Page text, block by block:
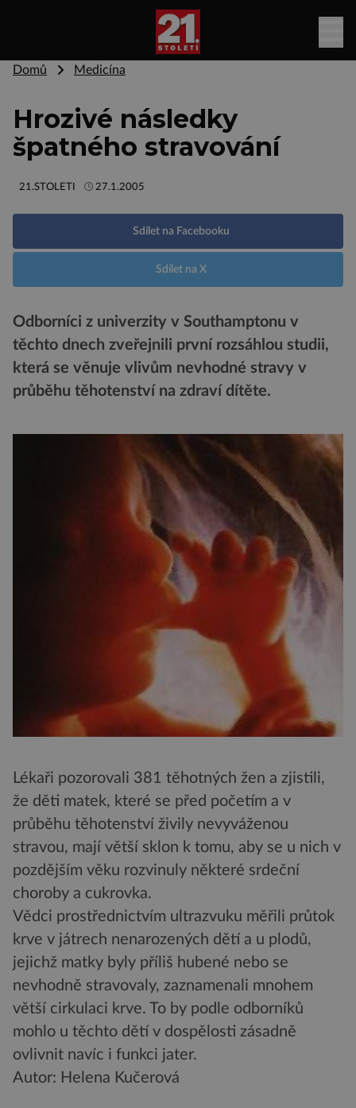
Domů Medicína
Hrozivé následky
špatného stravování
21.STOLETI 27.1.2005
Sdílet na Facebooku
Sdílet na X
Odborníci z univerzity v Southamptonu v
těchto dnech zveřejnili první rozsáhlou studii,
která se věnuje vlivům nevhodné stravy v
průběhu těhotenství na zdraví dítěte.
Lékaři pozorovali 381 těhotných žen a zjistili,
že děti matek, které se před početím a v
průběhu těhotenství živily nevyváženou
stravou, mají větší sklon k tomu, aby se u nich v
pozdějším věku rozvinuly některé srdeční
choroby a cukrovka.
Vědci prostřednictvím ultrazvuku měřili průtok
krve v játrech nenarozených dětí a u plodů,
jejichž matky byly příliš hubené nebo se
nevhodně stravovaly, zaznamenali mnohem
větší cirkulaci krve. To by podle odborníků
mohlo u těchto dětí v dospělosti zásadně
ovlivnit navíc i funkci jater.
Autor: Helena Kučerová